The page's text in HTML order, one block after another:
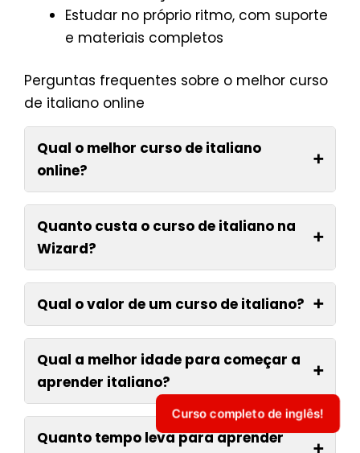
Estudar no próprio ritmo, com suporte
e materiais completos
Perguntas frequentes sobre o melhor curso
de italiano online
Qual o melhor curso de italiano
online?
➕
Quanto custa o curso de italiano na
Wizard?
➕
Qual o valor de um curso de italiano? ➕
Qual a melhor idade para começar a
aprender italiano?
➕
Quanto tempo leva para aprender
➕
Curso completo de inglês!